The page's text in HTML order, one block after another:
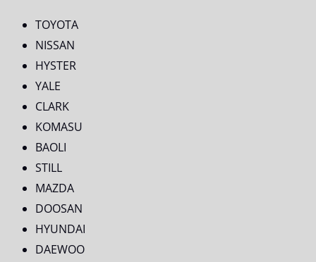
TOYOTA
NISSAN
HYSTER
YALE
CLARK
KOMASU
BAOLI
STILL
MAZDA
DOOSAN
HYUNDAI
DAEWOO